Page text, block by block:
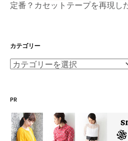
定番？カセットテープを再現し
カテゴリー
カ
リ
ー
PR